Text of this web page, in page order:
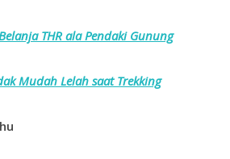
THR ala Pendaki Gunung
Mudah Lelah saat Trekking